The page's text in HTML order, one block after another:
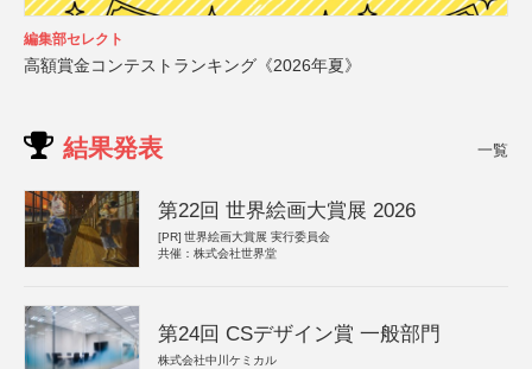
編集部セレクト
高額賞金コンテストランキング《2026年夏》
結果発表 一覧
第22回 世界絵画大賞展 2026
[PR] 世界絵画大賞展 実行委員会
共催：株式会社世界堂
第24回 CSデザイン賞 一般部門
株式会社中川ケミカル